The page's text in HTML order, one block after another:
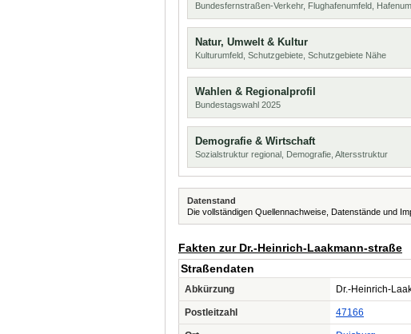
Bundesfernstraßen-Verkehr, Flughafenumfeld,
Natur, Umwelt & Kultur
Kulturumfeld, Schutzgebiete, Schutzgebiete Nähe
Wahlen & Regionalprofil
Bundestagswahl 2025
Demografie & Wirtschaft
Sozialstruktur regional, Demografie, Altersstruktur
Datenstand
Die vollständigen Quellennachweise, Datenstände und
Fakten zur Dr.-Heinrich-Laakmann-straße
Straßendaten
Abkürzung Dr.-Heinrich-
Postleitzahl 47166